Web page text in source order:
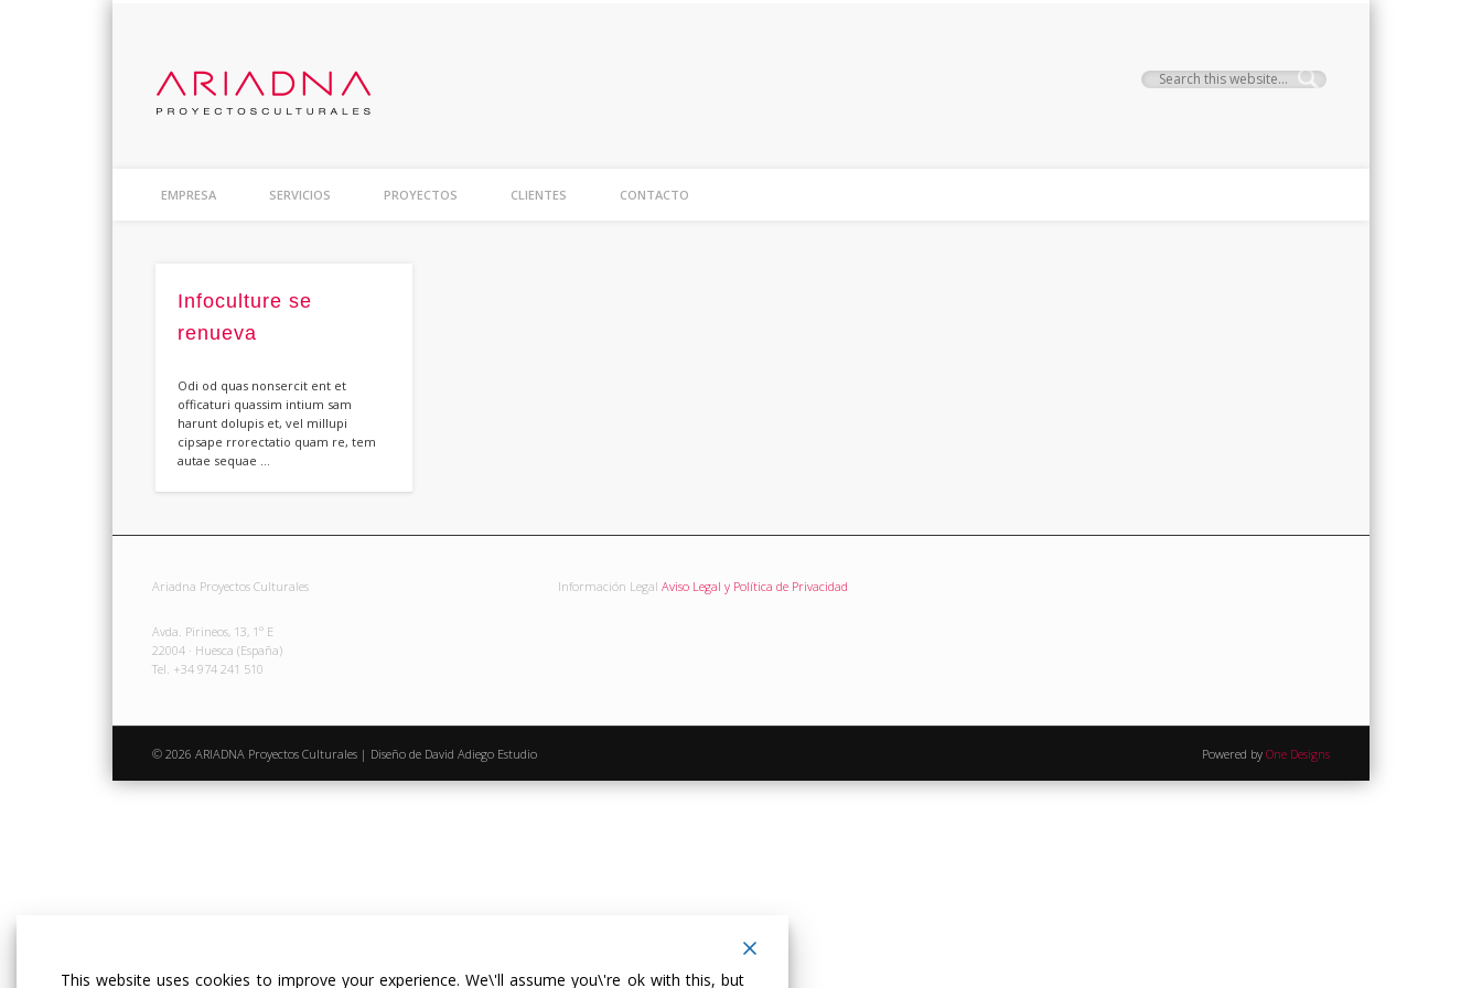
Proyectos Culturales
EMPRESA SERVICIOS PROYECTOS CLIENTES CONTACTO
Infoculture se
renueva
Odi od quas nonsercit ent et
officaturi quassim intium sam
harunt dolupis et, vel millupi
cipsape rrorectatio quam re, tem
autae sequae …
Ariadna Proyectos Culturales
Avda. Pirineos, 13, 1º E
22004 · Huesca (España)
Tel. +34 974 241 510
Información Legal Aviso Legal y Política de Privacidad
© 2026 ARIADNA Proyectos Culturales | Diseño de David Adiego Estudio Powered by One Designs
This website uses cookies to improve your experience. We\'ll assume you\'re ok with this, but